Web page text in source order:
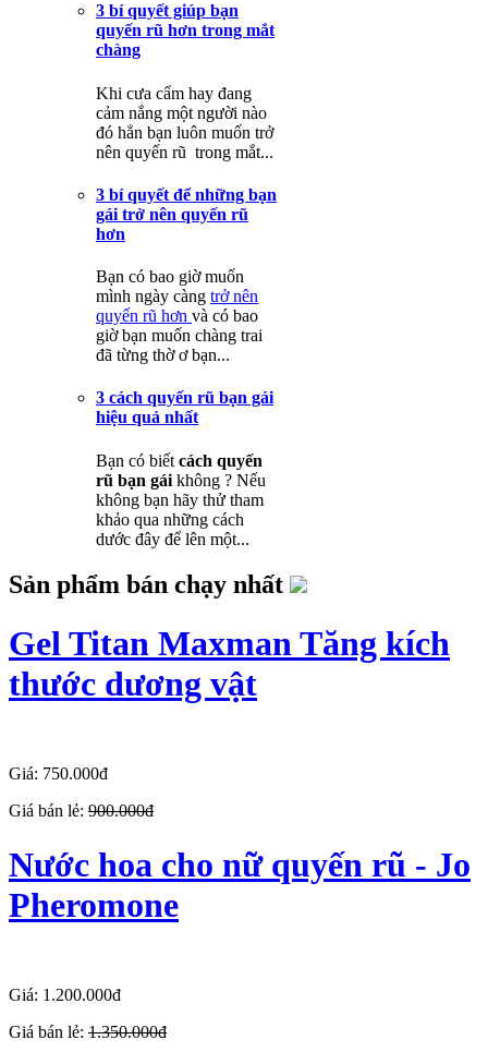
3 bí quyết giúp bạn
quyến rũ hơn trong mắt
chàng
Khi cưa cẩm hay đang
cảm nắng một người nào
đó hẳn bạn luôn muốn trở
nên quyến rũ trong mắt...
3 bí quyết để những bạn
gái trở nên quyến rũ
hơn
Bạn có bao giờ muốn
mình ngày càng trở nên
quyến rũ hơn và có bao
giờ bạn muốn chàng trai
đã từng thờ ơ bạn...
3 cách quyến rũ bạn gái
hiệu quả nhất
Bạn có biết cách quyến
rũ bạn gái không ? Nếu
không bạn hãy thử tham
khảo qua những cách
dước đây để lên một...
Sản phẩm bán chạy nhất
Gel Titan Maxman Tăng kích
thước dương vật
Giá: 750.000đ
Giá bán lẻ: 900.000đ
Nước hoa cho nữ quyến rũ - Jo
Pheromone
Giá: 1.200.000đ
Giá bán lẻ: 1.350.000đ